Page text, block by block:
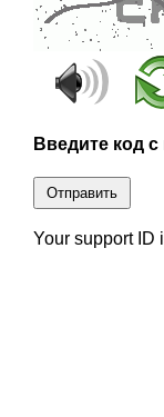
Введите код с
Отправить
Your support ID